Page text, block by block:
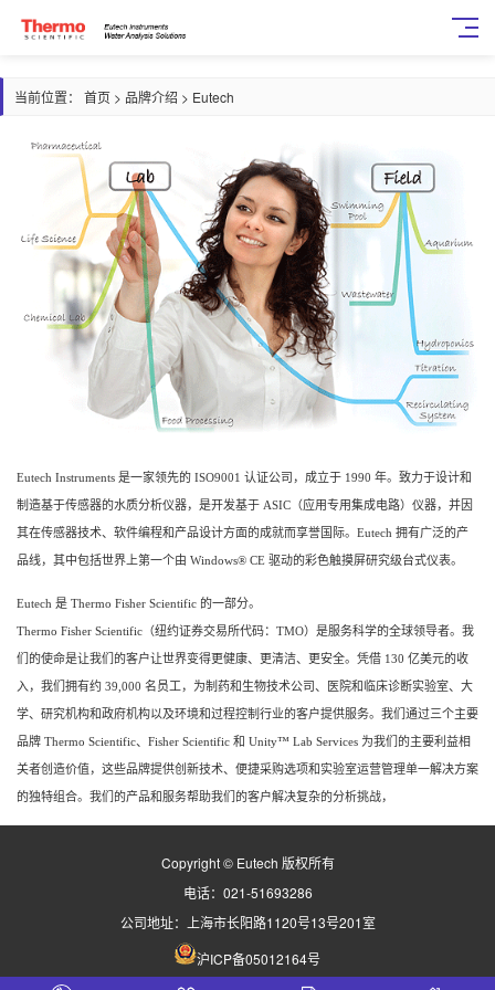
当前位置： 首页 > 品牌介绍 > Eutech
Eutech Instruments 是一家领先的 ISO9001 认证公司，成立于 1990 年。致力于设计和
制造基于传感器的水质分析仪器，是开发基于 ASIC（应用专用集成电路）仪器，并因
其在传感器技术、软件编程和产品设计方面的成就而享誉国际。 Eutech 拥有广泛的产
品线，其中包括世界上第一个由 Windows® CE 驱动的彩色触摸屏研究级台式仪表。
Eutech 是 Thermo Fisher Scientific 的一部分。
Thermo Fisher Scientific （纽约证券交易所代码：TMO）是服务科学的全球领导者。 我
们的使命是让我们的客户让世界变得更健康、更清洁、更安全。 凭借 130 亿美元的收
入，我们拥有约 39,000 名员工，为制药和生物技术公司、医院和临床诊断实验室、大
学、研究机构和政府机构以及环境和过程控制行业的客户提供服务。 我们通过三个主要
品牌 Thermo Scientific、Fisher Scientific 和 Unity™ Lab Services 为我们的主要利益相
关者创造价值，这些品牌提供创新技术、便捷采购选项和实验室运营管理单一解决方案
的独特组合。 我们的产品和服务帮助我们的客户解决复杂的分析挑战，
Copyright © Eutech 版权所有
电话：021-51693286
公司地址：上海市长阳路1120号13号201室
沪ICP备05012164号